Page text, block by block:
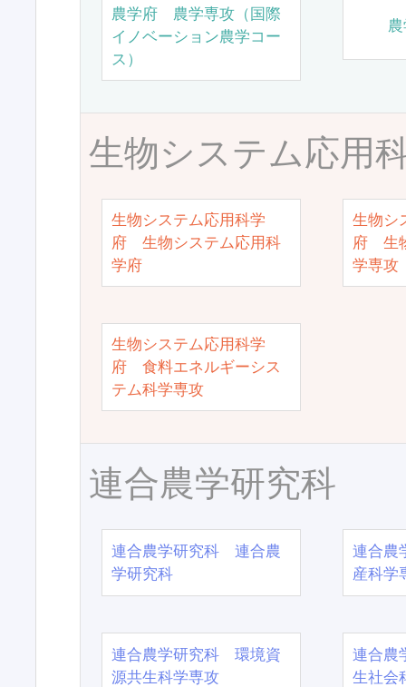
農学府 農学専攻（国際
イノベーション農学コー
ス）
生物システム応用
生物システム応用科学
府 生物システム応用科
学府
生物シ
府 生
学専攻
生物システム応用科学
府 食料エネルギーシス
テム科学専攻
連合農学研究科
連合農学研究科 連合農
学研究科
連合農
産科学
連合農学研究科 環境資
源共生科学専攻
連合農
生社会